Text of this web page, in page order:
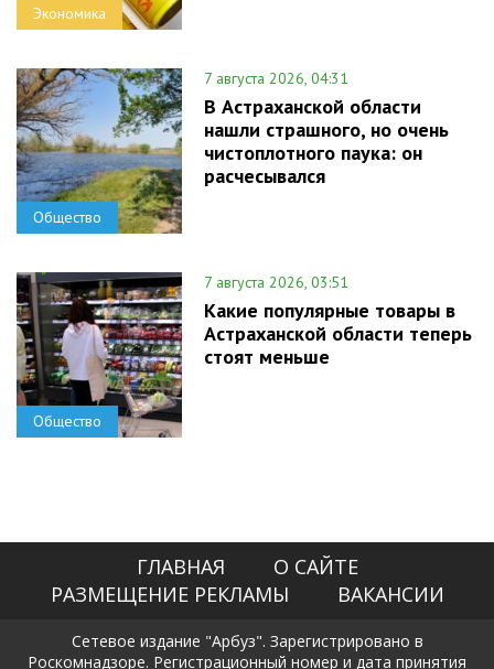
Экономика
Общество
7 августа 2026, 04:31
В Астраханской области
нашли страшного, но очень
чистоплотного паука: он
расчесывался
Общество
7 августа 2026, 03:51
Какие популярные товары в
Астраханской области теперь
стоят меньше
ГЛАВНАЯ
О САЙТЕ
РАЗМЕЩЕНИЕ РЕКЛАМЫ
ВАКАНСИИ
Сетевое издание "Арбуз". Зарегистрировано в
Роскомнадзоре. Регистрационный номер и дата принятия